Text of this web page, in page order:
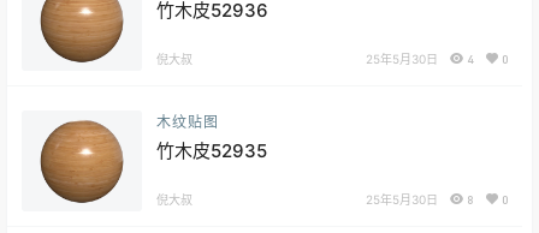
竹木皮52936
倪大叔 25年5月30日 4 0
木纹贴图
竹木皮52935
倪大叔 25年5月30日 8 0